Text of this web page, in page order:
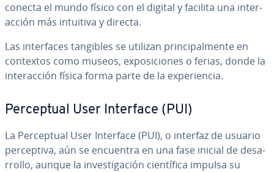
conecta el mundo físico con el digital y facilita una in­ter­
ac­ción más intuitiva y directa.
Las in­te­r­fa­ces tangibles se utilizan pri­n­ci­pa­l­me­n­te en
contextos como museos, ex­po­si­cio­nes o ferias, donde la
in­ter­ac­ción física forma parte de la ex­pe­rie­n­cia.
Pe­r­ce­p­tual User Interface (PUI)
La Pe­r­ce­p­tual User Interface (PUI), o interfaz de usuario
pe­r­ce­p­ti­va, aún se encuentra en una fase inicial de de­sa­
rro­llo, aunque la in­ve­s­ti­ga­ción cie­n­tí­fi­ca impulsa su